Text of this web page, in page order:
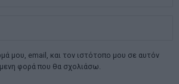
μου, email, και τον ιστότοπο μου σε αυτόν
φορά που θα σχολιάσω.